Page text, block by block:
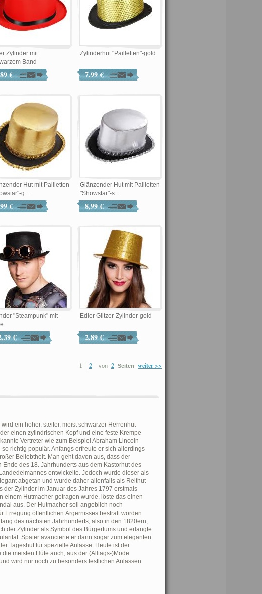
Zylinder mit
Band
€
Zylinderhut "Pailletten"-gold
7,99 €
Hut mit Pailletten
g...
€
Glänzender Hut mit Pailletten
"Showstar"-s...
8,99 €
"Steampunk" mit
€
Edler Glitzer-Zylinder-gold
2,89 €
1 2 von 2 Seiten weiter >>
wird ein hoher, steifer, meist schwarzer Herrenhut
einen zylindrischen Kopf und eine feste Krempe
Vertreter wie zum Beispiel Abraham Lincoln
so richtig populär. Anfangs erfreute er sich allerdings
Beliebtheit. Man geht davon aus, dass der
Ende des 18. Jahrhunderts aus dem Kastorhut des
entwickelte. Jedoch wurde dieser als
abgetan und wurde daher allenfalls als Reithut
der Zylinder im Januar des Jahres 1797 erstmals
einem Hutmacher getragen wurde, löste das einen
aus. Der Hutmacher soll angeblich noch
Erregung öffentlichen Ärgernisses bestraft worden
des nächsten Jahrhunderts, also in den 1820ern,
der Zylinder als Symbol des Bürgertums und erlangte
Später avancierte er dann sogar zum eleganten
Tageshut für spezielle Anlässe. Heute ist der
die meisten Hüte auch, aus der (Alltags-)Mode
wird nur noch zu besonders festlichen Anlässen